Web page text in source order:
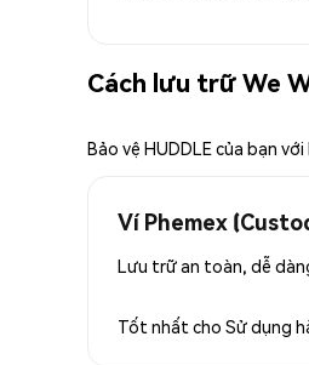
Cách lưu trữ We
Bảo vệ HUDDLE của bạn
Ví Phemex
Lưu trữ an toàn, dễ
Tốt nhất cho Sử dụng